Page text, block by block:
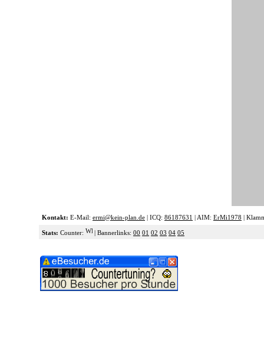
Kontakt: E-Mail: ermi@kein-plan.de | ICQ: 86187631 | AIM: ErMi1978 |
Stats: Counter: | Bannerlinks: 00 01 02 03 04 05